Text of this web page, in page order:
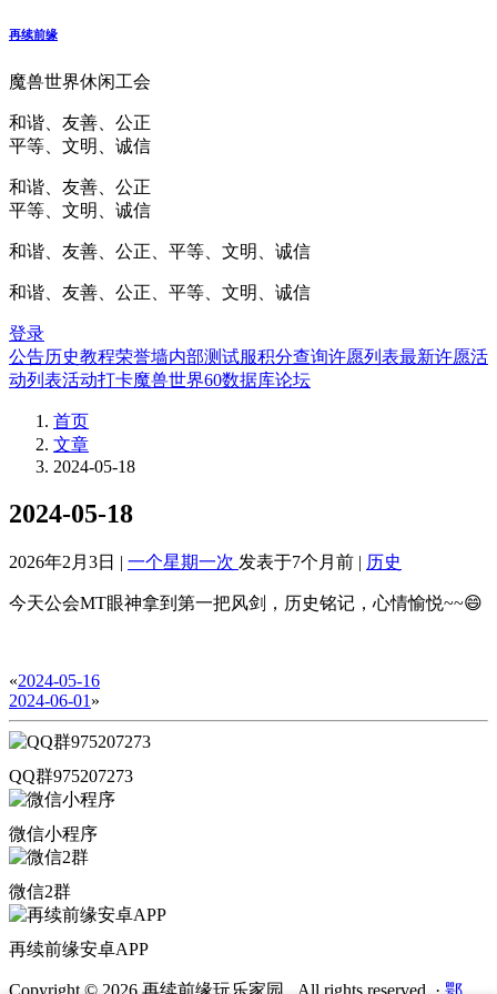
再续前缘
魔兽世界休闲工会
和谐、友善、公正
平等、文明、诚信
和谐、友善、公正
平等、文明、诚信
和谐、友善、公正、平等、文明、诚信
和谐、友善、公正、平等、文明、诚信
登录
公告历史教程荣誉墙内部测试服积分查询许愿列表最新许愿活
动列表活动打卡魔兽世界60数据库论坛
首页
文章
2024-05-18
2024-05-18
2026年2月3日 | 一个星期一次 发表于7个月前 | 历史
今天公会MT眼神拿到第一把风剑，历史铭记，心情愉悦~~😄
«2024-05-16
2024-06-01 »
QQ群975207273
微信小程序
微信2群
再续前缘安卓APP
Copyright © 2026 再续前缘玩乐家园 . All rights reserved. · 鄂